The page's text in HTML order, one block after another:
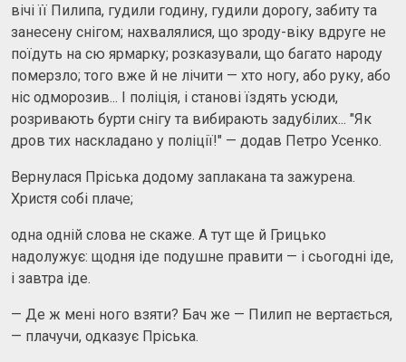
вічі її Пилипа, гудили годину, гудили дорогу, забиту та
занесену снігом; нахвалялися, що зроду-віку вдруге не
поїдуть на сю ярмарку; розказували, що багато народу
померзло; того вже й не лічити — хто ногу, або руку, або
ніс одморозив... І поліція, і станові їздять усюди,
розривають бурти снігу та вибирають задубілих... "Як
дров тих наскладано у поліції!" — додав Петро Усенко.
Вернулася Пріська додому заплакана та зажурена.
Христя собі плаче;
одна одній слова не скаже. А тут ще й Грицько
надолужує: щодня іде подушне правити — і сьогодні іде,
і завтра іде.
— Де ж мені ного взяти? Бач же — Пилип не вертається,
— плачучи, одказує Пріська.